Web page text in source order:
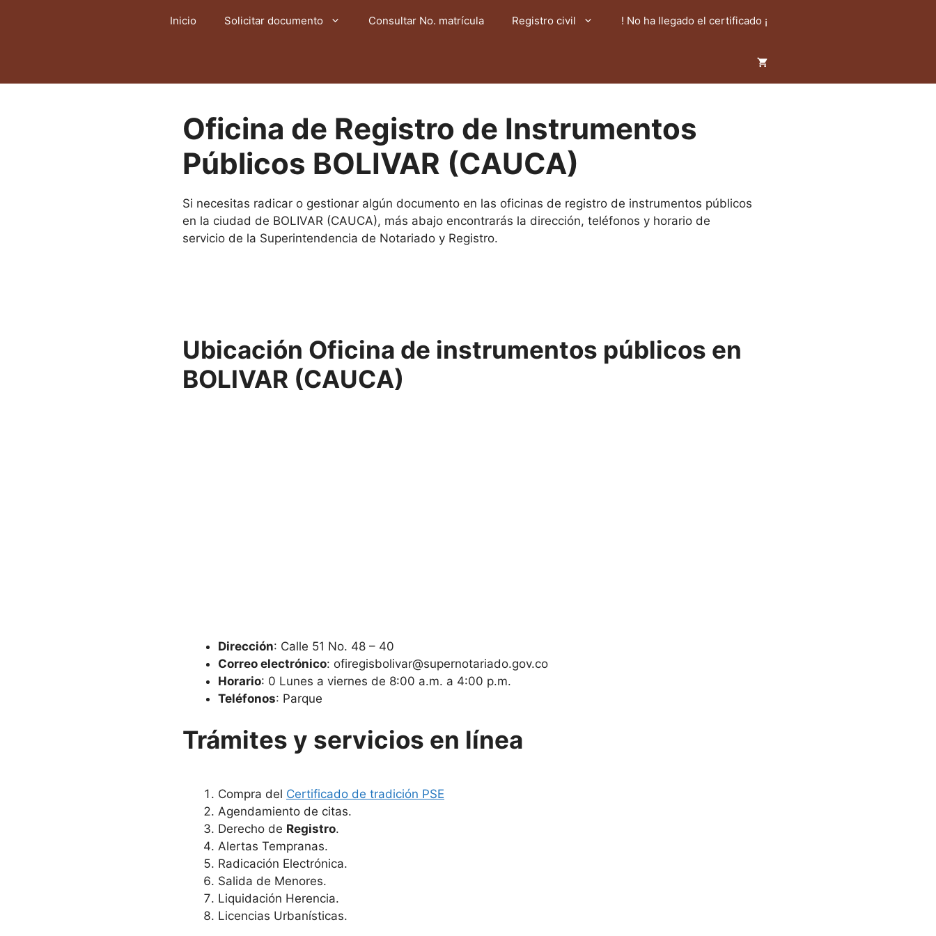
Inicio Solicitar documento Consultar No. matrícula Registro civil ! No ha llegado el certificado ¡
Oficina de Registro de Instrumentos
Públicos BOLIVAR (CAUCA)
Si necesitas radicar o gestionar algún documento en las oficinas de registro de instrumentos públicos
en la ciudad de BOLIVAR (CAUCA), más abajo encontrarás la dirección, teléfonos y horario de
servicio de la Superintendencia de Notariado y Registro.
Ubicación Oficina de instrumentos públicos en
BOLIVAR (CAUCA)
Dirección: Calle 51 No. 48 – 40
Correo electrónico: ofiregisbolivar@supernotariado.gov.co
Horario: 0 Lunes a viernes de 8:00 a.m. a 4:00 p.m.
Teléfonos: Parque
Trámites y servicios en línea
Compra del Certificado de tradición PSE
Agendamiento de citas.
Derecho de Registro.
Alertas Tempranas.
Radicación Electrónica.
Salida de Menores.
Liquidación Herencia.
Licencias Urbanísticas.